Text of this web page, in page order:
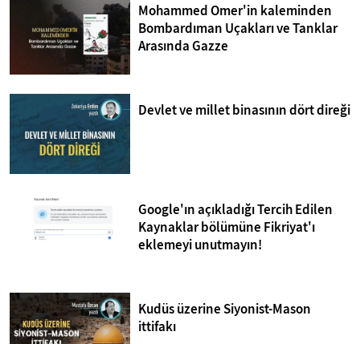
Mohammed Omer'in kaleminden
Bombardıman Uçakları ve Tanklar
Arasında Gazze
Devlet ve millet binasının dört direği
Google'ın açıkladığı Tercih Edilen
Kaynaklar bölümüne Fikriyat'ı
eklemeyi unutmayın!
Kudüs üzerine Siyonist-Mason
ittifakı